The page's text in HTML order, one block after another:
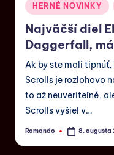
HERNÉ NOVINKY
Najväčší diel
Daggerfall,
Ak by ste mali tipnúť,
Scrolls je rozlohovo
to až neuveriteľné,
Scrolls vyšiel v…
Romando 8. augusta